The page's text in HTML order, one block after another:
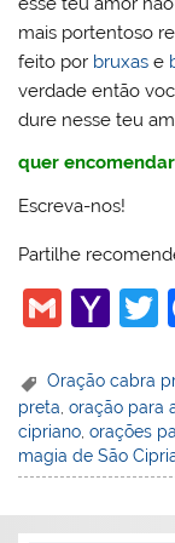
mais portentoso
feito por bruxas e
verdade então
dure nesse teu
quer
Escreva-nos!
Partilhe
G
ai
l
Y
h
o
o
Oração cabra
preta ,oração para
cipriano ,orações
magia de São